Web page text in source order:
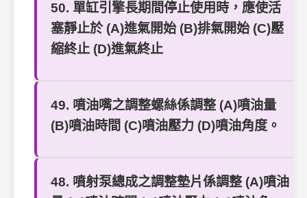
50. 單缸引擎長期間停止使用時，應使活
塞靜止於 (A)進氣開始 (B)排氣開始 (C)壓
縮終止 (D)進氣終止
49. 噴油嘴之調整螺絲係調整 (A)噴油量
(B)噴油時間 (C)噴油壓力 (D)噴油角度。
48. 噴射泵總成之調整墊片係調整 (A)噴油